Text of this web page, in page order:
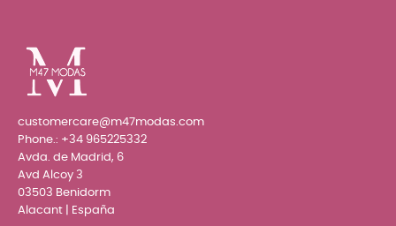
customercare@m47modas.com
Phone.: +34 965225332
Avda. de Madrid, 6
Avd Alcoy 3
03503 Benidorm
Alacant | España